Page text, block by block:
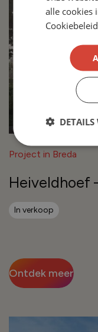
Project in Breda
Heiveldhoef
In verkoop
Ontdek meer
alle cookies
DETAILS